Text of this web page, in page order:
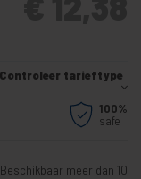
Controleer tarieftype
100%
safe
Beschikbaar meer dan 10